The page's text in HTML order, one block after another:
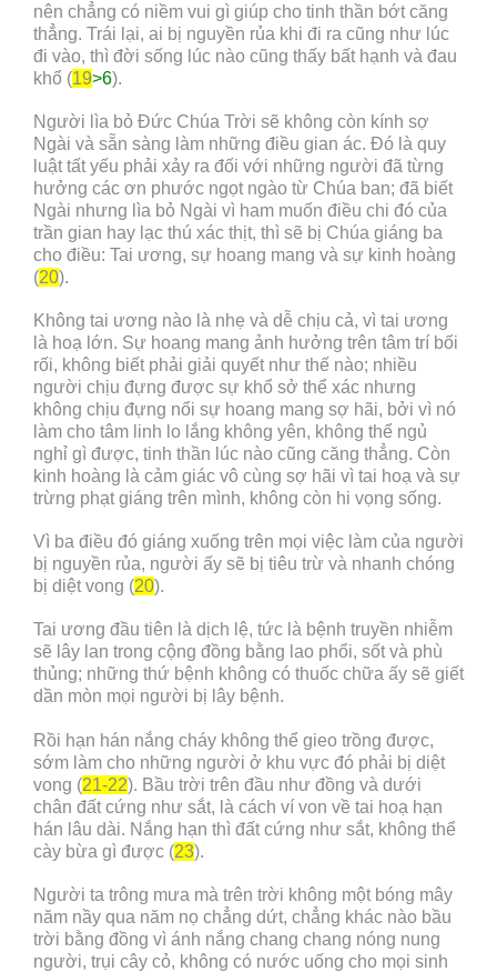
nên chẳng có niềm vui gì giúp cho tinh thần bớt căng
thẳng. Trái lại, ai bị nguyền rủa khi đi ra cũng như lúc
đi vào, thì đời sống lúc nào cũng thấy bất hạnh và đau
khổ (19>6).
Người lìa bỏ Đức Chúa Trời sẽ không còn kính sợ
Ngài và sẵn sàng làm những điều gian ác. Đó là quy
luật tất yếu phải xảy ra đối với những người đã từng
hưởng các ơn phước ngọt ngào từ Chúa ban; đã biết
Ngài nhưng lìa bỏ Ngài vì ham muốn điều chi đó của
trần gian hay lạc thú xác thịt, thì sẽ bị Chúa giáng ba
cho điều: Tai ương, sự hoang mang và sự kinh hoàng
(20).
Không tai ương nào là nhẹ và dễ chịu cả, vì tai ương
là hoạ lớn. Sự hoang mang ảnh hưởng trên tâm trí bối
rối, không biết phải giải quyết như thế nào; nhiều
người chịu đựng được sự khổ sở thể xác nhưng
không chịu đựng nổi sự hoang mang sợ hãi, bởi vì nó
làm cho tâm linh lo lắng không yên, không thể ngủ
nghỉ gì được, tinh thần lúc nào cũng căng thẳng. Còn
kinh hoàng là cảm giác vô cùng sợ hãi vì tai hoạ và sự
trừng phạt giáng trên mình, không còn hi vọng sống.
Vì ba điều đó giáng xuống trên mọi việc làm của người
bị nguyền rủa, người ấy sẽ bị tiêu trừ và nhanh chóng
bị diệt vong (20).
Tai ương đầu tiên là dịch lệ, tức là bệnh truyền nhiễm
sẽ lây lan trong cộng đồng bằng lao phổi, sốt và phù
thủng; những thứ bệnh không có thuốc chữa ấy sẽ giết
dần mòn mọi người bị lây bệnh.
Rồi hạn hán nắng cháy không thể gieo trồng được,
sớm làm cho những người ở khu vực đó phải bị diệt
vong (21-22). Bầu trời trên đầu như đồng và dưới
chân đất cứng như sắt, là cách ví von về tai hoạ hạn
hán lâu dài. Nắng hạn thì đất cứng như sắt, không thể
cày bừa gì được (23).
Người ta trông mưa mà trên trời không một bóng mây
năm nầy qua năm nọ chẳng dứt, chẳng khác nào bầu
trời bằng đồng vì ánh nắng chang chang nóng nung
người, trụi cây cỏ, không có nước uống cho mọi sinh